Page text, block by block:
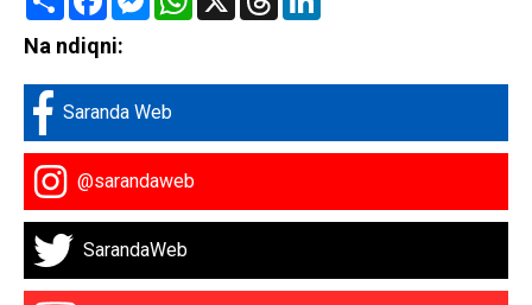
Na ndiqni:
Saranda Web
@sarandaweb
SarandaWeb